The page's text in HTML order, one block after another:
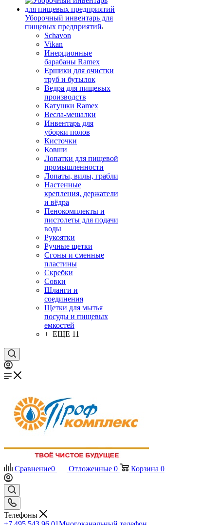
Уборочный инвентарь для
пищевых предприятий
Schavon
Vikan
Инерционные
барабаны Ramex
Ершики для очистки
труб и бутылок
Ведра для пищевых
производств
Катушки Ramex
Весла-мешалки
Инвентарь для
уборки полов
Кисточки
Ковши
Лопатки для пищевой
промышленности
Лопаты, вилы, грабли
Настенные
крепления, держатели
и вёдра
Пенокомплекты и
пистолеты для подачи
воды
Рукоятки
Ручные щетки
Сгоны и сменные
пластины
Скребки
Совки
Шланги и
соединения
Щетки для мытья
посуды и пищевых
емкостей
+ ЕЩЕ 11
Сравнение0 Отложенные 0 Корзина 0
Телефоны